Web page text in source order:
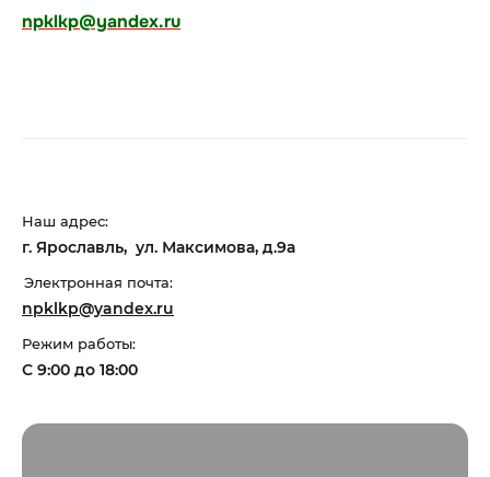
npklkp@yandex.ru
Электронная почта:
npklkp@yandex.ru
Режим работы:
С 9:00 до 18:00
Наш адрес:
г. Ярославль, ул. Максимова, д.9а